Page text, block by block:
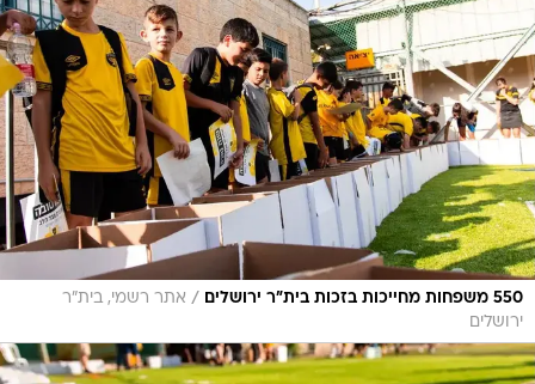
550 משפחות מחייכות בזכות בית"ר ירושלים / אתר רשמי, בית"ר
ירושלים